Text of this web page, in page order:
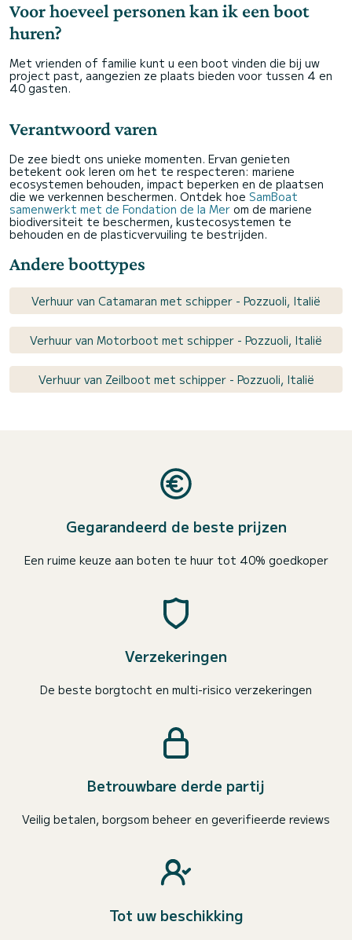
Voor hoeveel personen kan ik een boot
huren?
Met vrienden of familie kunt u een boot vinden die bij uw
project past, aangezien ze plaats bieden voor tussen 4 en
40 gasten.
Verantwoord varen
De zee biedt ons unieke momenten. Ervan genieten
betekent ook leren om het te respecteren: mariene
ecosystemen behouden, impact beperken en de plaatsen
die we verkennen beschermen. Ontdek hoe SamBoat
samenwerkt met de Fondation de la Mer om de mariene
biodiversiteit te beschermen, kustecosystemen te
behouden en de plasticvervuiling te bestrijden.
Andere boottypes
Verhuur van Catamaran met schipper - Pozzuoli, Italië
Verhuur van Motorboot met schipper - Pozzuoli, Italië
Verhuur van Zeilboot met schipper - Pozzuoli, Italië
Gegarandeerd de beste prijzen
Een ruime keuze aan boten te huur tot 40% goedkoper
Verzekeringen
De beste borgtocht en multi-risico verzekeringen
Betrouwbare derde partij
Veilig betalen, borgsom beheer en geverifieerde reviews
Tot uw beschikking